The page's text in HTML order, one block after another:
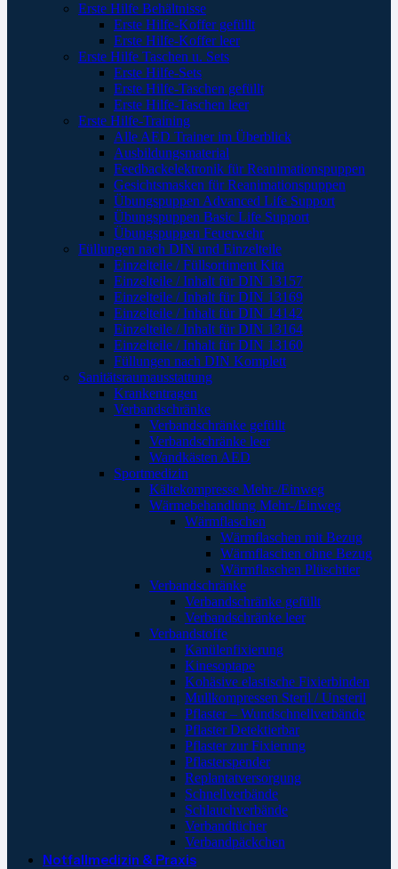
Erste Hilfe Behältnisse
Erste Hilfe-Koffer gefüllt
Erste Hilfe-Koffer leer
Erste Hilfe Taschen u. Sets
Erste Hilfe-Sets
Erste Hilfe-Taschen gefüllt
Erste Hilfe-Taschen leer
Erste Hilfe-Training
Alle AED Trainer im Überblick
Ausbildungsmaterial
Feedbackelektronik für Reanimationspuppen
Gesichtsmasken für Reanimationspuppen
Übungspuppen Advanced Life Support
Übungspuppen Basic Life Support
Übungspuppen Feuerwehr
Füllungen nach DIN und Einzelteile
Einzelteile / Füllsortiment Kita
Einzelteile / Inhalt für DIN 13157
Einzelteile / Inhalt für DIN 13169
Einzelteile / Inhalt für DIN 14142
Einzelteile / Inhalt für DIN 13164
Einzelteile / Inhalt für DIN 13160
Füllungen nach DIN Komplett
Sanitätsraumausstattung
Krankentragen
Verbandschränke
Verbandschränke gefüllt
Verbandschränke leer
Wandkästen AED
Sportmedizin
Kältekompresse Mehr-/Einweg
Wärmebehandlung Mehr-/Einweg
Wärmflaschen
Wärmflaschen mit Bezug
Wärmflaschen ohne Bezug
Wärmflaschen Plüschtier
Verbandschränke
Verbandschränke gefüllt
Verbandschränke leer
Verbandstoffe
Kanülenfixierung
Kinesoptape
Kohäsive elastische Fixierbinden
Mullkompressen Steril / Unsteril
Pflaster – Wundschnellverbände
Pflaster Detektierbar
Pflaster zur Fixierung
Pflasterspender
Replantatversorgung
Schnellverbände
Schlauchverbände
Verbandtücher
Verbandpäckchen
Notfallmedizin & Praxis